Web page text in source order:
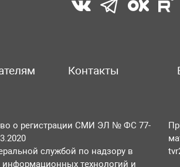
Контакты
о регистрации СМИ ЭЛ № ФС 77-
службой по надзору в
информационных технологий и